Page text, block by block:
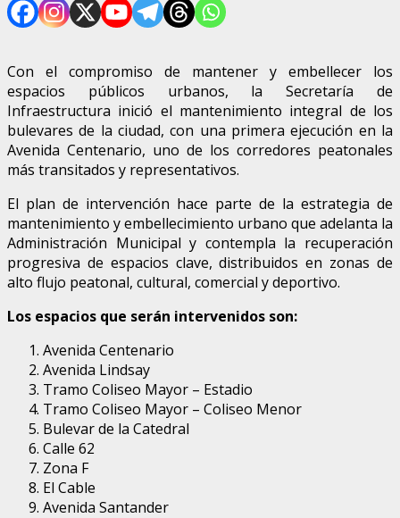
Con el compromiso de mantener y embellecer los
espacios públicos urbanos, la Secretaría de
Infraestructura inició el mantenimiento integral de los
bulevares de la ciudad, con una primera ejecución en la
Avenida Centenario, uno de los corredores peatonales
más transitados y representativos.
El plan de intervención hace parte de la estrategia de
mantenimiento y embellecimiento urbano que adelanta la
Administración Municipal y contempla la recuperación
progresiva de espacios clave, distribuidos en zonas de
alto flujo peatonal, cultural, comercial y deportivo.
Los espacios que serán intervenidos son:
Avenida Centenario
Avenida Lindsay
Tramo Coliseo Mayor – Estadio
Tramo Coliseo Mayor – Coliseo Menor
Bulevar de la Catedral
Calle 62
Zona F
El Cable
Avenida Santander